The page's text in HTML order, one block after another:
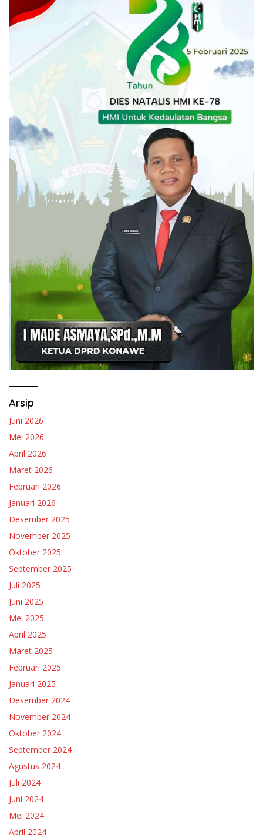
Arsip
Juni 2026
Mei 2026
April 2026
Maret 2026
Februari 2026
Januari 2026
Desember 2025
November 2025
Oktober 2025
September 2025
Juli 2025
Juni 2025
Mei 2025
April 2025
Maret 2025
Februari 2025
Januari 2025
Desember 2024
November 2024
Oktober 2024
September 2024
Agustus 2024
Juli 2024
Juni 2024
Mei 2024
April 2024